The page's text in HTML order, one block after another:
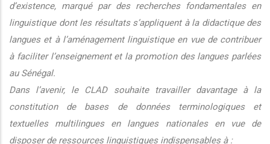
d’existence, marqué par des recherches fondamentales en
linguistique dont les résultats s’appliquent à la didactique des
langues et à l’aménagement linguistique en vue de contribuer
à faciliter l’enseignement et la promotion des langues parlées
au Sénégal.
Dans l’avenir, le CLAD souhaite travailler davantage à la
constitution de bases de données terminologiques et
textuelles multilingues en langues nationales en vue de
disposer de ressources linguistiques indispensables à :